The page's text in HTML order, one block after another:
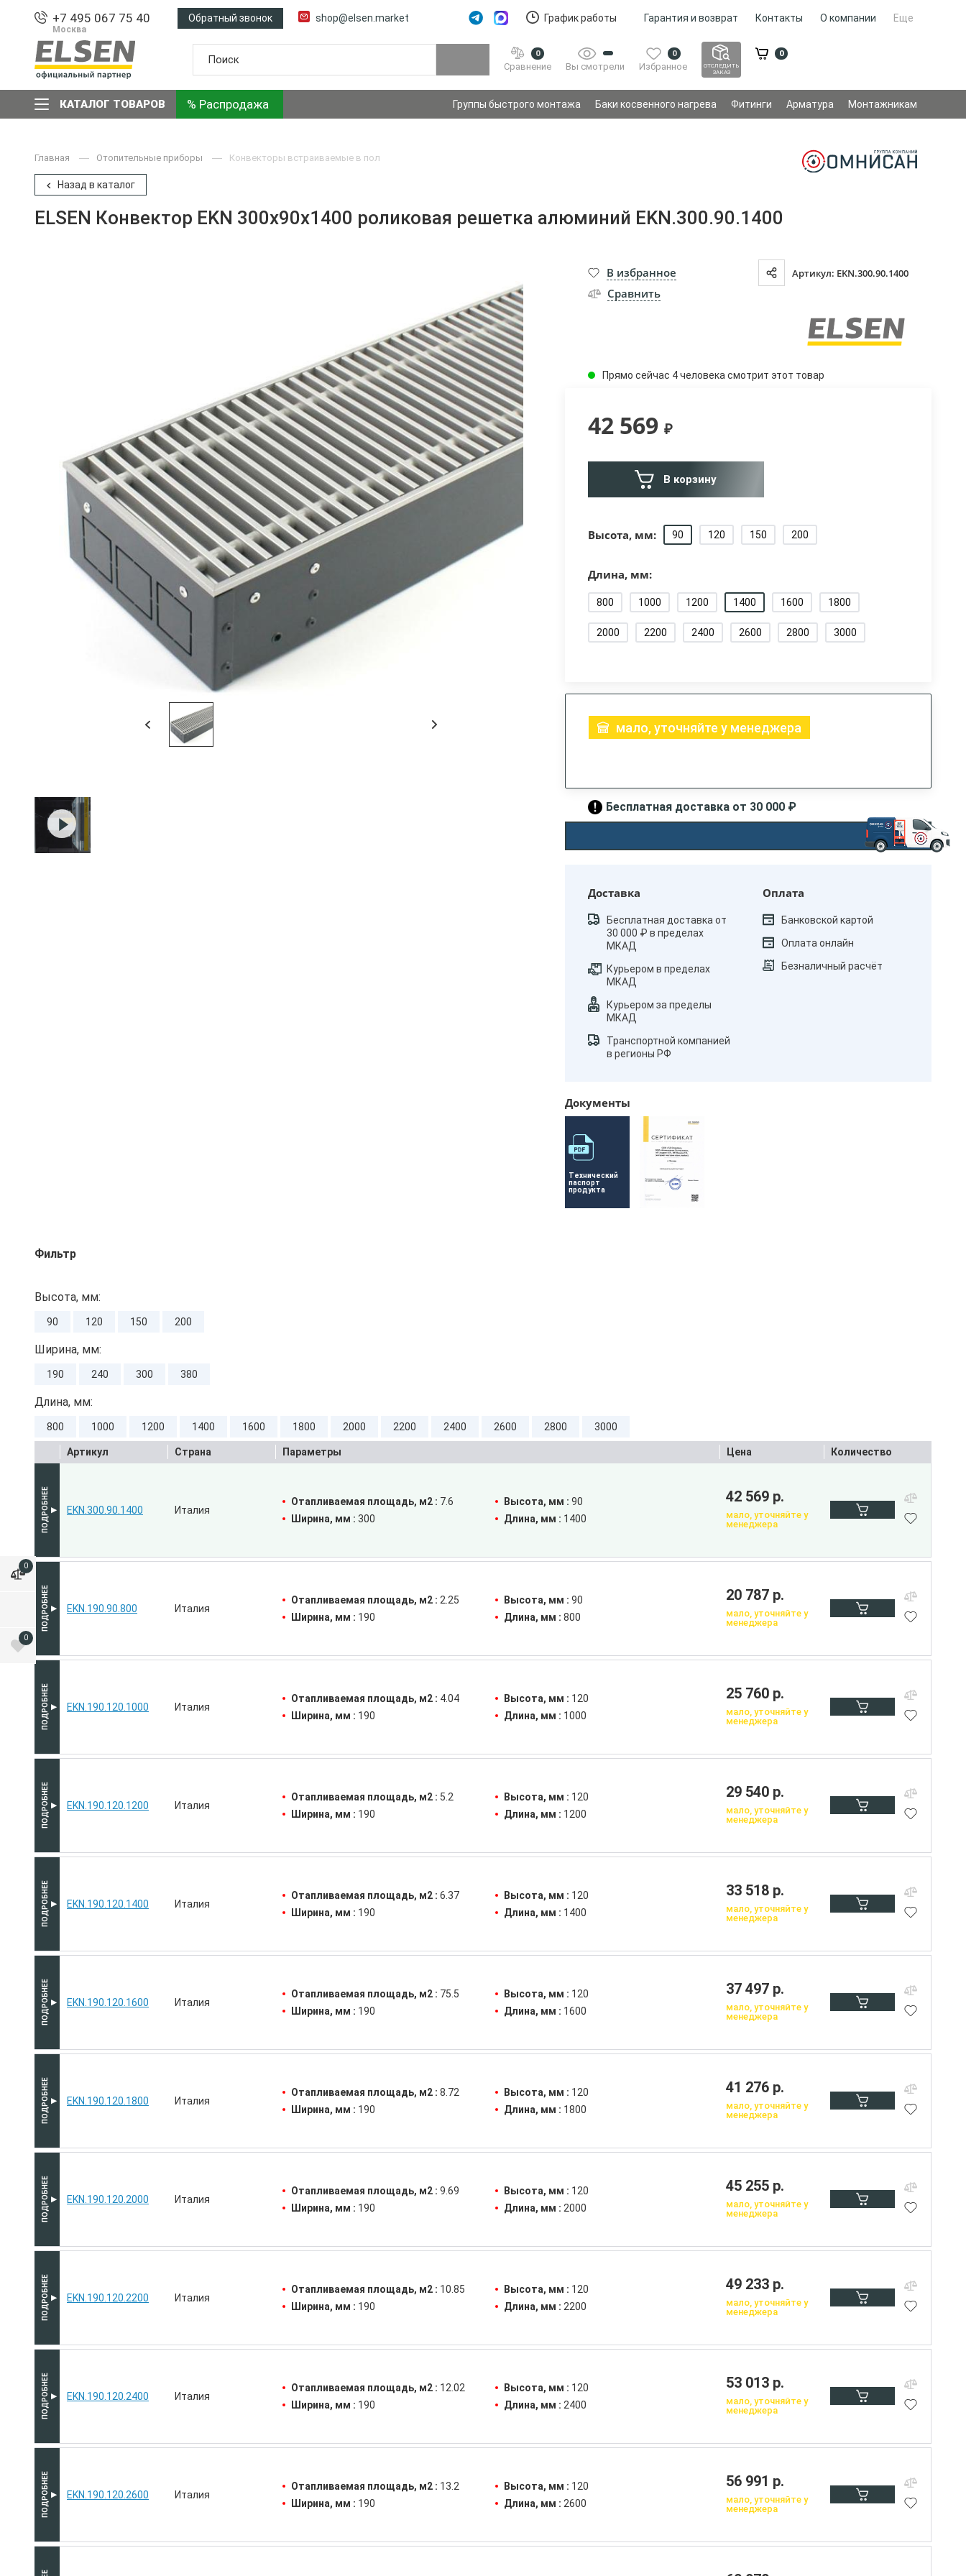
+7 495 067 75 40
Москва
Обратный звонок shop@elsen.market График работы Гарантия и возврат Контакты О компании Еще
0
Сравнение Вы смотрели
0
Избранное
ОТСЛЕДИТЬ
ЗАКАЗ
0
КАТАЛОГ ТОВАРОВ % Распродажа Группы быстрого монтажа Баки косвенного нагрева Фитинги Арматура Монтажникам
0
0
Главная Отопительные приборы Конвекторы встраиваемые в пол
Назад в каталог
ELSEN Конвектор EKN 300x90x1400 роликовая решетка алюминий EKN.300.90.1400
В избранное Артикул: EKN.300.90.1400
Сравнить
Прямо сейчас 4 человека смотрит этот товар
42 569 ₽
В корзину
Высота, мм: 90 120 150 200
Длина, мм:
800 1000 1200 1400 1600 1800
2000 2200 2400 2600 2800 3000
мало, уточняйте у менеджера
Бесплатная доставка от 30 000 ₽
Доставка
Бесплатная доставка от
30 000 ₽ в пределах
МКАД
Курьером в пределах
МКАД
Курьером за пределы
МКАД
Транспортной компанией
в регионы РФ
Оплата
Банковской картой
Оплата онлайн
Безналичный расчёт
Документы
Технический
паспорт
продукта
Фильтр
Высота, мм:
90 120 150 200
Ширина, мм:
190 240 300 380
Длина, мм:
800 1000 1200 1400 1600 1800 2000 2200 2400 2600 2800 3000
Артикул Страна Параметры Цена Количество
EKN.190.90.800 Италия
Отапливаемая площадь, м2 : 2.25 Высота, мм : 90
Ширина, мм : 190 Длина, мм : 800
20 787 р.
мало, уточняйте у
менеджера
EKN.190.120.1000 Италия
Отапливаемая площадь, м2 : 4.04 Высота, мм : 120
Ширина, мм : 190 Длина, мм : 1000
25 760 р.
мало, уточняйте у
менеджера
EKN.190.120.1200 Италия
Отапливаемая площадь, м2 : 5.2 Высота, мм : 120
Ширина, мм : 190 Длина, мм : 1200
29 540 р.
мало, уточняйте у
менеджера
EKN.190.120.1400 Италия
Отапливаемая площадь, м2 : 6.37 Высота, мм : 120
Ширина, мм : 190 Длина, мм : 1400
33 518 р.
мало, уточняйте у
менеджера
EKN.190.120.1600 Италия
Отапливаемая площадь, м2 : 75.5 Высота, мм : 120
Ширина, мм : 190 Длина, мм : 1600
37 497 р.
мало, уточняйте у
менеджера
EKN.190.120.1800 Италия
Отапливаемая площадь, м2 : 8.72 Высота, мм : 120
Ширина, мм : 190 Длина, мм : 1800
41 276 р.
мало, уточняйте у
менеджера
EKN.190.120.2000 Италия
Отапливаемая площадь, м2 : 9.69 Высота, мм : 120
Ширина, мм : 190 Длина, мм : 2000
45 255 р.
мало, уточняйте у
менеджера
EKN.190.120.2200 Италия
Отапливаемая площадь, м2 : 10.85 Высота, мм : 120
Ширина, мм : 190 Длина, мм : 2200
49 233 р.
мало, уточняйте у
менеджера
EKN.190.120.2400 Италия
Отапливаемая площадь, м2 : 12.02 Высота, мм : 120
Ширина, мм : 190 Длина, мм : 2400
53 013 р.
мало, уточняйте у
менеджера
EKN.190.120.2600 Италия
Отапливаемая площадь, м2 : 13.2 Высота, мм : 120
Ширина, мм : 190 Длина, мм : 2600
56 991 р.
мало, уточняйте у
менеджера
EKN.300.90.1400 Италия
Отапливаемая площадь, м2 : 7.6 Высота, мм : 90
Ширина, мм : 300 Длина, мм : 1400
42 569 р.
мало, уточняйте у
менеджера